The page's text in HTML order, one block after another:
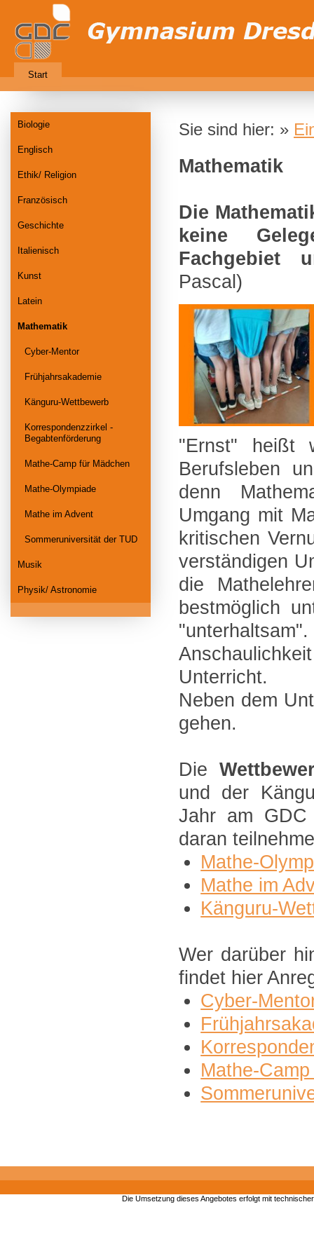
Start
Biologie
Englisch
Ethik/ Religion
Französisch
Geschichte
Italienisch
Kunst
Latein
Mathematik
Cyber-Mentor
Frühjahrsakademie
Känguru-Wettbewerb
Korrespondenzzirkel -
Begabtenförderung
Mathe-Camp für Mädchen
Mathe-Olympiade
Mathe im Advent
Sommeruniversität der TUD
Musik
Physik/ Astronomie
Sie sind hier: »
Mathematik
Die
keine
Fachgebiet
Pascal)
"Ernst" heißt
Berufsleben
denn
Umgang mit
kritischen
verständigen
die
bestmöglich
Unterricht.
Neben dem
gehen.
Die
und der
Jahr am GDC
daran
Mathe-
Mathe im
Känguru-
Wer darüber
findet hier
Cyber-
Mathe-
Die Umsetzung dieses Angebotes erfolgt mit